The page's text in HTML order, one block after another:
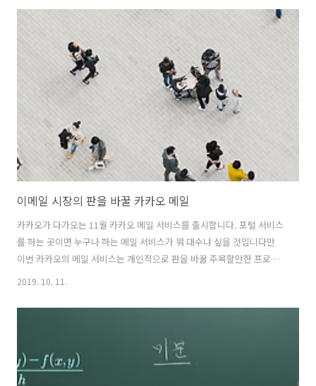
할 것이며 우리나라 정유 기업들의 이익률은 떨어질 것으로 본다. 지난
14일 드론이 공격한 쿠라이즈는 사우디 최대 규모의 유전이다. 이런 유
전이 공격받은 것 자체는 큰 이슈이지만 쿠라이즈 유전은 소규모 드론 공
격으로 손익을 따질만한 수준의 허접한 유전이 아니다. 게다가 원유 자체
는 불을 붙이려 해도 붙지 않는 성질을 가지고 있기 때문에 이번 공격이
이메일 시장의 판을 바꿀 카카오 메일
카카오가 다가오는 11월 카카오 메일 서비스를 출시합니다. 포털 서비스
를 하는 곳이면 누구나 하는 메일 서비스가 뭐 대수냐 싶을 것입니다만
이번 카카오의 메일 서비스는 개인적으로 판을 바꿀 주목할만한 프로젝
숙지 않고 어려워하는 계층이 여전히 상당하기 때문입니다. 카카오 메일
으로 자연스럽게 연결시키며 이메일을 마치 카카오톡 쓰듯 쉽게 만들어
줄 수 있습니다. 놀랍지만 상당히 많은 사람들이 - 특히 상대적으로 높은
연령대에서 - 인터넷이나 웹브라우저를 말하면 스마트폰의 초록색 N 마
2019. 10. 11.